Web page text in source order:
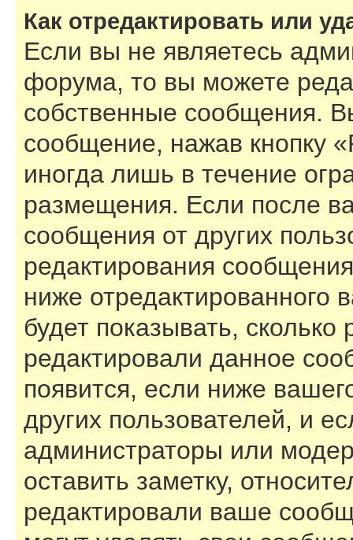
Как отредактировать или
Если вы не являетесь
форума, то вы можете
собственные сообщения.
сообщение, нажав кнопку
иногда лишь в течение
размещения. Если после
сообщения от других
редактирования
ниже
будет показывать,
редактировали данное
появится, если ниже
других пользователей, и
администраторы или
оставить заметку,
редактировали ваше